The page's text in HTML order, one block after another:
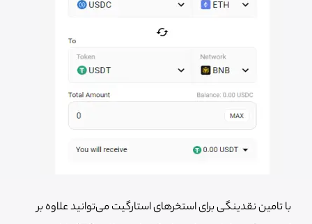
با تامین نقدینگی برای استخرهای استارگیت می‌توانید علاوه بر